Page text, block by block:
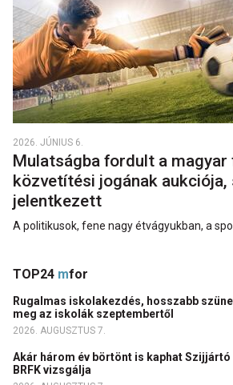
2026. JÚNIUS 6.
Mulatságba fordult a
közvetítési jogának aukciója,
jelentkezett
A politikusok, fene nagy étvágyukban, a
TOP24 mfor
Rugalmas iskolakezdés, hosszabb
meg az iskolák szeptembertől
2026. AUGUSZTUS 7.
Akár három év börtönt is kaphat Szijjártó
BRFK vizsgálja